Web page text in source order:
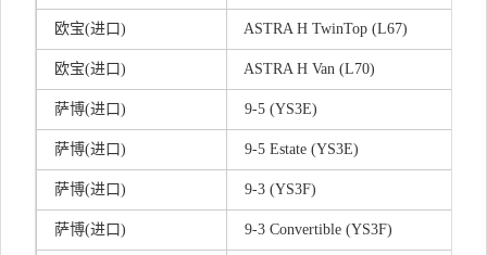
欧宝(进口) ASTRA H TwinTop (L67)
欧宝(进口) ASTRA H Van (L70)
萨博(进口) 9-5 (YS3E)
萨博(进口) 9-5 Estate (YS3E)
萨博(进口) 9-3 (YS3F)
萨博(进口) 9-3 Convertible (YS3F)